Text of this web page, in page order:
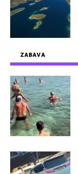
ZABAVA